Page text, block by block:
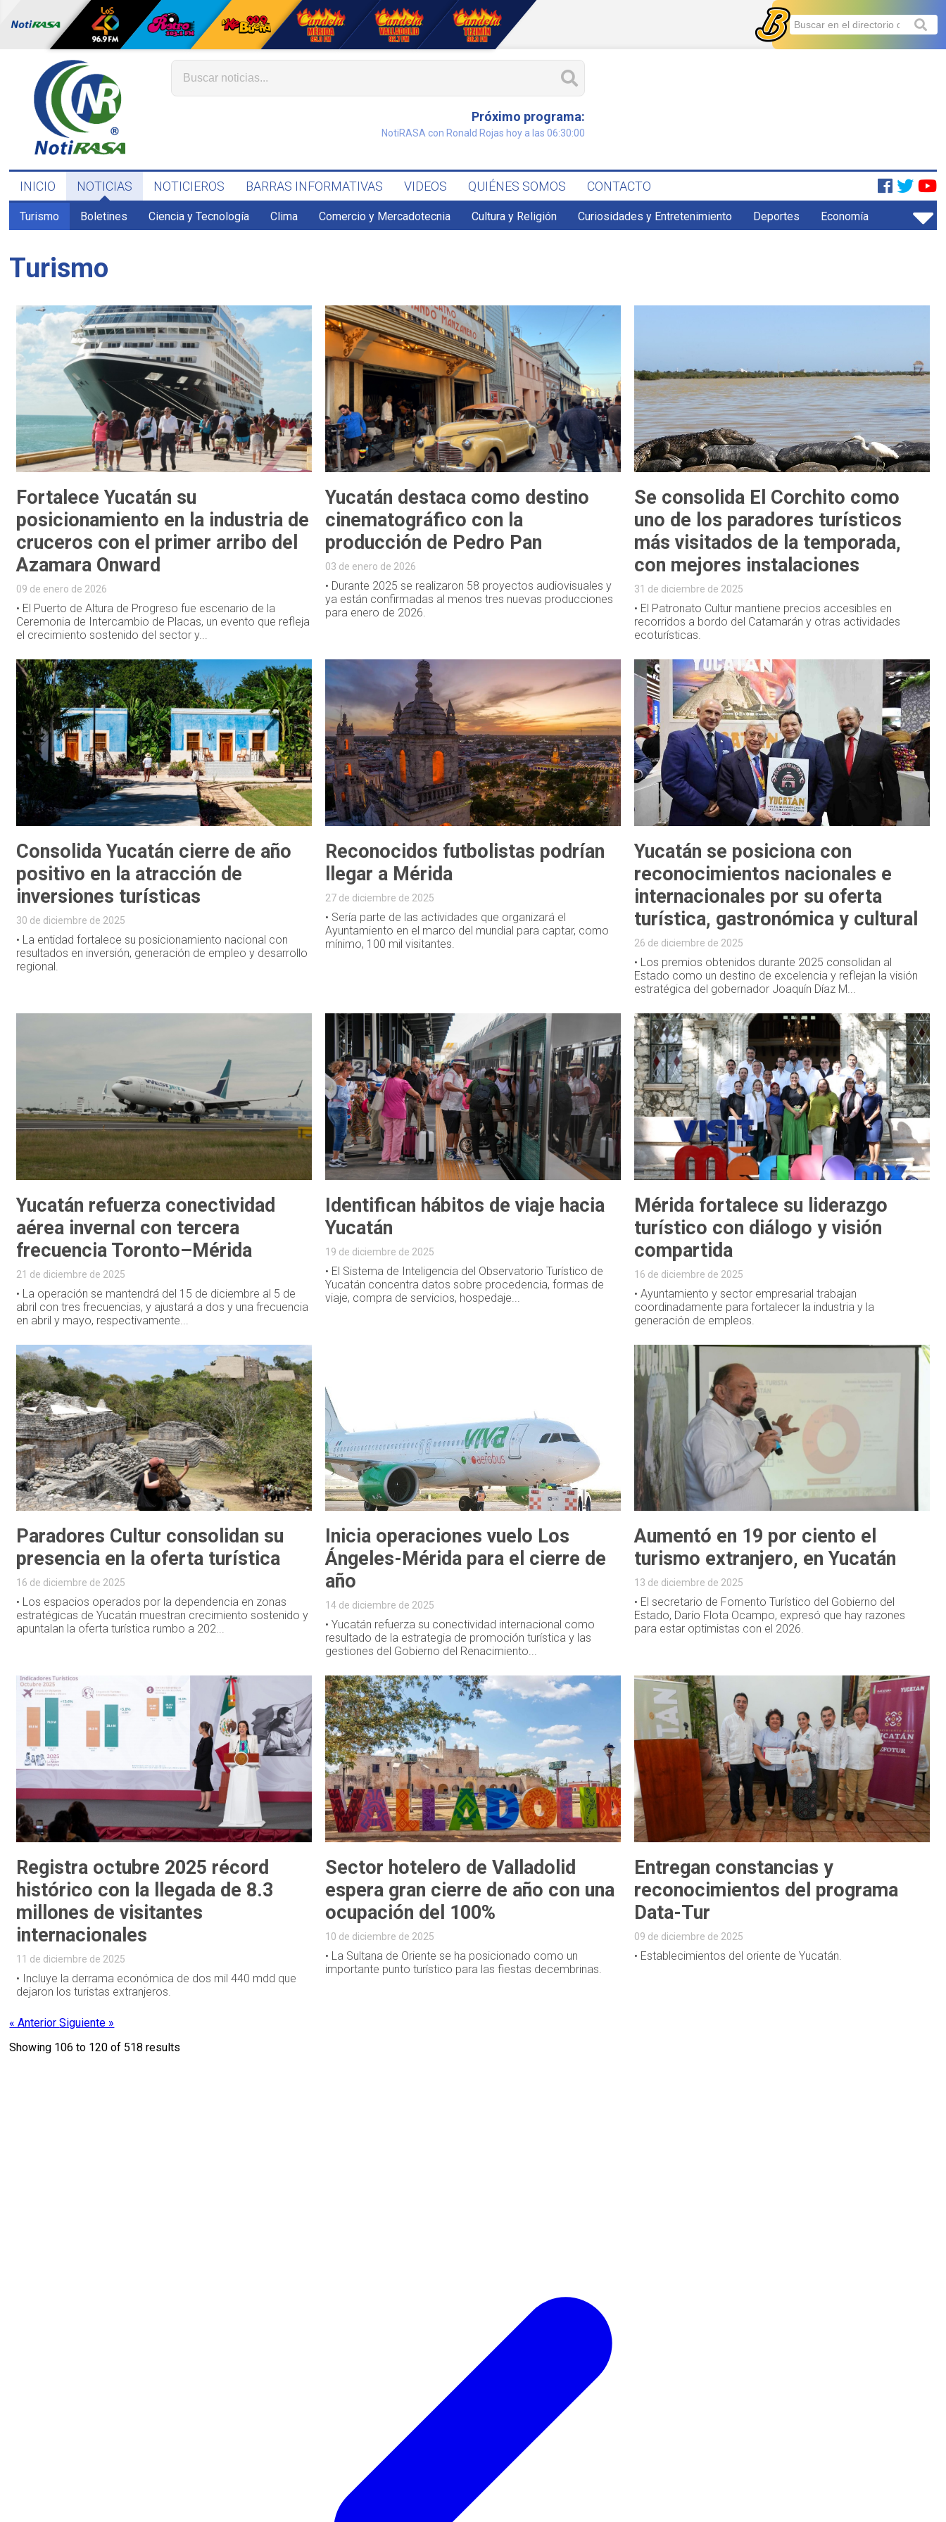
Próximo programa:
NotiRASA con Ronald Rojas hoy a las 06:30:00
INICIO NOTICIAS NOTICIEROS BARRAS INFORMATIVAS VIDEOS QUIÉNES SOMOS CONTACTO
Turismo Boletines Ciencia y Tecnología Clima Comercio y Mercadotecnia Cultura y Religión Curiosidades y Entretenimiento Deportes Economía
Turismo
Fortalece Yucatán su
posicionamiento en la industria de
cruceros con el primer arribo del
Azamara Onward
09 de enero de 2026
• El Puerto de Altura de Progreso fue escenario de la
Ceremonia de Intercambio de Placas, un evento que refleja
el crecimiento sostenido del sector y...
Yucatán destaca como destino
cinematográfico con la
producción de Pedro Pan
03 de enero de 2026
• Durante 2025 se realizaron 58 proyectos audiovisuales y
ya están confirmadas al menos tres nuevas producciones
para enero de 2026.
Se consolida El Corchito como
uno de los paradores turísticos
más visitados de la temporada,
con mejores instalaciones
31 de diciembre de 2025
• El Patronato Cultur mantiene precios accesibles en
recorridos a bordo del Catamarán y otras actividades
ecoturísticas.
Consolida Yucatán cierre de año
positivo en la atracción de
inversiones turísticas
30 de diciembre de 2025
• La entidad fortalece su posicionamiento nacional con
resultados en inversión, generación de empleo y desarrollo
regional.
Reconocidos futbolistas podrían
llegar a Mérida
27 de diciembre de 2025
• Sería parte de las actividades que organizará el
Ayuntamiento en el marco del mundial para captar, como
mínimo, 100 mil visitantes.
Yucatán se posiciona con
reconocimientos nacionales e
internacionales por su oferta
turística, gastronómica y cultural
26 de diciembre de 2025
• Los premios obtenidos durante 2025 consolidan al
Estado como un destino de excelencia y reflejan la visión
estratégica del gobernador Joaquín Díaz M...
Yucatán refuerza conectividad
aérea invernal con tercera
frecuencia Toronto–Mérida
21 de diciembre de 2025
• La operación se mantendrá del 15 de diciembre al 5 de
abril con tres frecuencias, y ajustará a dos y una frecuencia
en abril y mayo, respectivamente...
Identifican hábitos de viaje hacia
Yucatán
19 de diciembre de 2025
• El Sistema de Inteligencia del Observatorio Turístico de
Yucatán concentra datos sobre procedencia, formas de
viaje, compra de servicios, hospedaje...
Mérida fortalece su liderazgo
turístico con diálogo y visión
compartida
16 de diciembre de 2025
• Ayuntamiento y sector empresarial trabajan
coordinadamente para fortalecer la industria y la
generación de empleos.
Paradores Cultur consolidan su
presencia en la oferta turística
16 de diciembre de 2025
• Los espacios operados por la dependencia en zonas
estratégicas de Yucatán muestran crecimiento sostenido y
apuntalan la oferta turística rumbo a 202...
Inicia operaciones vuelo Los
Ángeles-Mérida para el cierre de
año
14 de diciembre de 2025
• Yucatán refuerza su conectividad internacional como
resultado de la estrategia de promoción turística y las
gestiones del Gobierno del Renacimiento...
Aumentó en 19 por ciento el
turismo extranjero, en Yucatán
13 de diciembre de 2025
• El secretario de Fomento Turístico del Gobierno del
Estado, Darío Flota Ocampo, expresó que hay razones
para estar optimistas con el 2026.
Registra octubre 2025 récord
histórico con la llegada de 8.3
millones de visitantes
internacionales
11 de diciembre de 2025
• Incluye la derrama económica de dos mil 440 mdd que
dejaron los turistas extranjeros.
Sector hotelero de Valladolid
espera gran cierre de año con una
ocupación del 100%
10 de diciembre de 2025
• La Sultana de Oriente se ha posicionado como un
importante punto turístico para las fiestas decembrinas.
Entregan constancias y
reconocimientos del programa
Data-Tur
09 de diciembre de 2025
• Establecimientos del oriente de Yucatán.
« AnteriorSiguiente »
Showing 106 to 120 of 518 results